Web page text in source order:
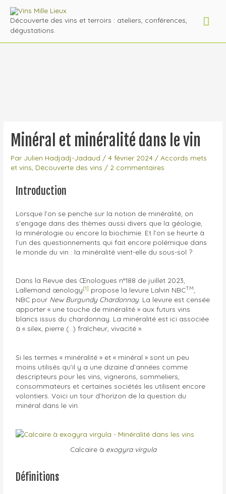
Découverte des vins et terroirs : ateliers, conférences,
dégustations.
Minéral et minéralité dans le vin
Par Julien Hadjadj-Jadaud /4 février 2024 /Accords mets
et vins Découverte des vins / 2 commentaires
Introduction
Lorsque l’on se penche sur la notion de minéralité, on
s’engage dans des thèmes aussi divers que la géologie,
la minéralogie ou encore la biochimie. Et l’on se heurte à
l’un des questionnements qui fait encore polémique dans
le monde du vin : la minéralité vient-elle du sous-sol ?
Dans la Revue des Œnologues n°188 de juillet 2023,
Lallemand œnology[1] propose la levure Lalvin NBCTM,
NBC pour New Burgundy Chardonnay. La levure est censée
apporter « une touche de minéralité » aux futurs vins
blancs issus du chardonnay. La minéralité est ici associée
à « silex, pierre (…) fraîcheur, vivacité ».
Si les termes « minéralité » et « minéral » sont un peu
moins utilisés qu’il y a une dizaine d’années comme
descripteurs pour les vins, vignerons, sommeliers,
consommateurs et certaines sociétés les utilisent encore
volontiers. Voici un tour d’horizon de la question du
minéral dans le vin.
Calcaire à exogyra virgula
Définitions